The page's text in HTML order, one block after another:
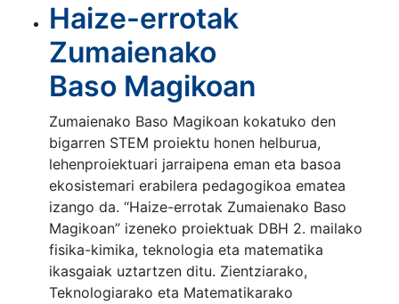
Haize-errotak
Zumaienako
Baso Magikoan
Zumaienako Baso Magikoan kokatuko den
bigarren STEM proiektu honen helburua,
lehenproiektuari jarraipena eman eta basoa
ekosistemari erabilera pedagogikoa ematea
izango da. “Haize-errotak Zumaienako Baso
Magikoan” izeneko proiektuak DBH 2. mailako
fisika-kimika, teknologia eta matematika
ikasgaiak uztartzen ditu. Zientziarako,
Teknologiarako eta Matematikarako